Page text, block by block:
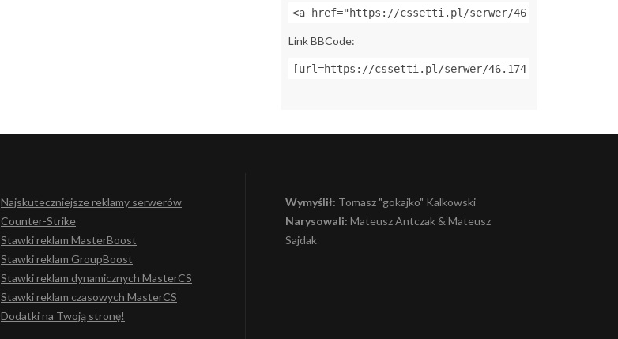
<a href="https://cssetti.pl/serwer/
Link BBCode:
[url=https://cssetti.pl/serwer/
Najskuteczniejsze reklamy serwerów
Counter-Strike
Stawki reklam MasterBoost
Stawki reklam GroupBoost
Stawki reklam dynamicznych MasterCS
Stawki reklam czasowych MasterCS
Dodatki na Twoją stronę!
Wymyślił: Tomasz "gokajko" Kalkowski
Narysowali: Mateusz Antczak & Mateusz
Sajdak